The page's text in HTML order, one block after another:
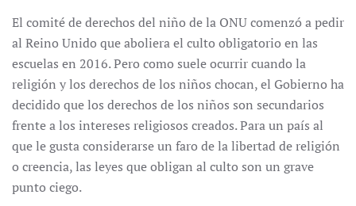
El comité de derechos del niño de la ONU comenzó a pedir
al Reino Unido que aboliera el culto obligatorio en las
escuelas en 2016. Pero como suele ocurrir cuando la
religión y los derechos de los niños chocan, el Gobierno ha
decidido que los derechos de los niños son secundarios
frente a los intereses religiosos creados. Para un país al
que le gusta considerarse un faro de la libertad de religión
o creencia, las leyes que obligan al culto son un grave
punto ciego.